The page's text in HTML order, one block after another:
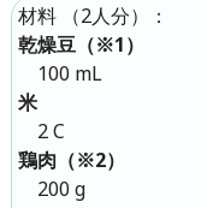
材料 （2人分）：
乾燥豆（※1）
100 mL
米
2 C
鶏肉（※2）
200 g